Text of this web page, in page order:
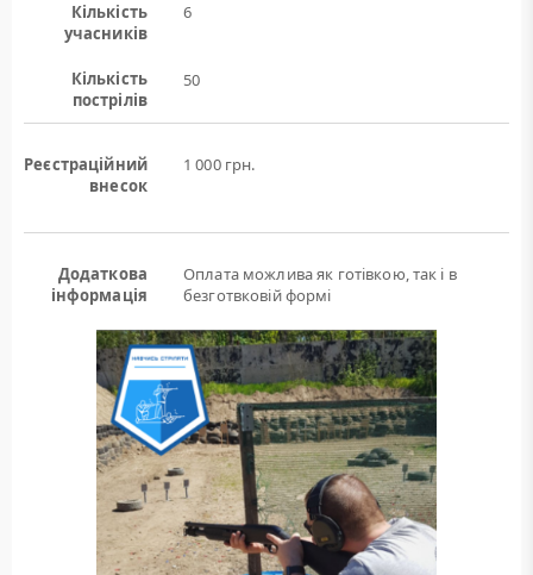
Кількість
учасників
6
Кількість
пострілів
50
Реєстраційний
внесок
1 000 грн.
Додаткова
інформація
Оплата можлива як готівкою, так і в
безготвковій формі